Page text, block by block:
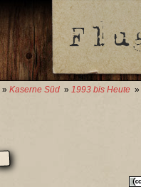
» Kaserne Süd » 1993 bis Heute »